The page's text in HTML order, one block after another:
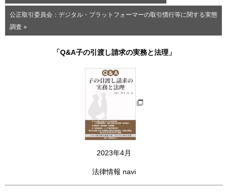
公正取引委員会：デジタル・プラットフォーマーの取引慣行等に関する実態
調査 »
「Q&A子の引渡し請求の実務と法理」
2023年4月
法律情報 navi